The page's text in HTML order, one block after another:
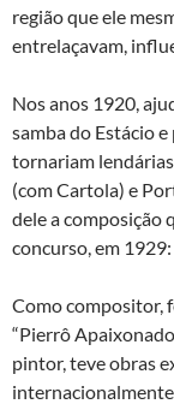
região que ele
entrelaçavam,
Nos anos 1920,
samba do Estácio
tornariam
(com Cartola) e
dele a composição
concurso, em
Como compositor,
“Pierrô
pintor, teve obras